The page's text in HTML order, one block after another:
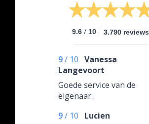
9.6 / 10 3.790 reviews
9/ 10 Vanessa
Langevoort
Goede service van de
eigenaar .
9/ 10
Lucien